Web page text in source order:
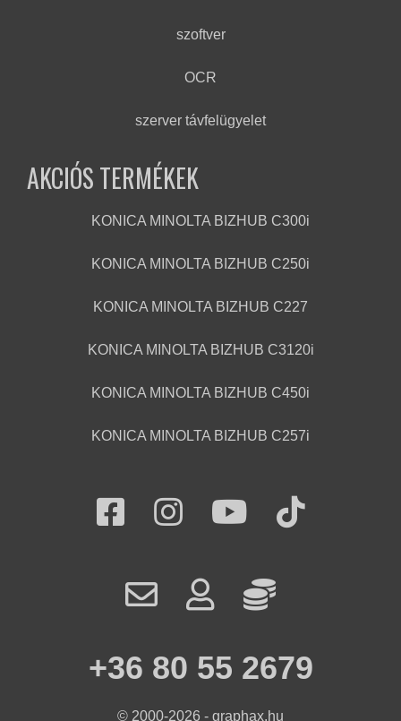
szoftver
OCR
szerver távfelügyelet
AKCIÓS TERMÉKEK
KONICA MINOLTA BIZHUB C300i
KONICA MINOLTA BIZHUB C250i
KONICA MINOLTA BIZHUB C227
KONICA MINOLTA BIZHUB C3120i
KONICA MINOLTA BIZHUB C450i
KONICA MINOLTA BIZHUB C257i
+36 80 55 2679
© 2000-2026 - graphax.hu